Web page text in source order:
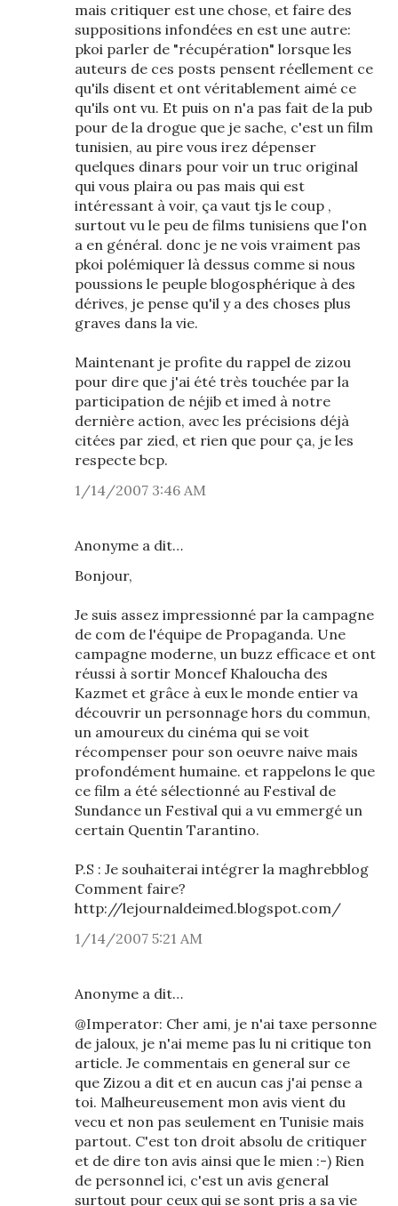
mais critiquer est une chose, et faire des
suppositions infondées en est une autre:
pkoi parler de "récupération" lorsque les
auteurs de ces posts pensent réellement ce
qu'ils disent et ont véritablement aimé ce
qu'ils ont vu. Et puis on n'a pas fait de la pub
pour de la drogue que je sache, c'est un film
tunisien, au pire vous irez dépenser
quelques dinars pour voir un truc original
qui vous plaira ou pas mais qui est
intéressant à voir, ça vaut tjs le coup ,
surtout vu le peu de films tunisiens que l'on
a en général. donc je ne vois vraiment pas
pkoi polémiquer là dessus comme si nous
poussions le peuple blogosphérique à des
dérives, je pense qu'il y a des choses plus
graves dans la vie.
Maintenant je profite du rappel de zizou
pour dire que j'ai été très touchée par la
participation de néjib et imed à notre
dernière action, avec les précisions déjà
citées par zied, et rien que pour ça, je les
respecte bcp.
1/14/2007 3:46 AM
Anonyme a dit…
Bonjour,
Je suis assez impressionné par la campagne
de com de l'équipe de Propaganda. Une
campagne moderne, un buzz efficace et ont
réussi à sortir Moncef Khaloucha des
Kazmet et grâce à eux le monde entier va
découvrir un personnage hors du commun,
un amoureux du cinéma qui se voit
récompenser pour son oeuvre naive mais
profondément humaine. et rappelons le que
ce film a été sélectionné au Festival de
Sundance un Festival qui a vu emmergé un
certain Quentin Tarantino.
P.S : Je souhaiterai intégrer la maghrebblog
Comment faire?
http://lejournaldeimed.blogspot.com/
1/14/2007 5:21 AM
Anonyme a dit…
@Imperator: Cher ami, je n'ai taxe personne
de jaloux, je n'ai meme pas lu ni critique ton
article. Je commentais en general sur ce
que Zizou a dit et en aucun cas j'ai pense a
toi. Malheureusement mon avis vient du
vecu et non pas seulement en Tunisie mais
partout. C'est ton droit absolu de critiquer
et de dire ton avis ainsi que le mien :-) Rien
de personnel ici, c'est un avis general
surtout pour ceux qui se sont pris a sa vie